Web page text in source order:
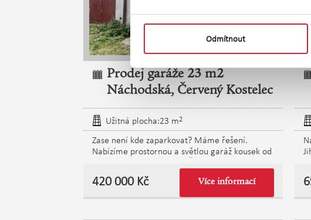
Odmítnout
Prodej garáže 23 m2
Náchodská, Červený Kostelec
Užitná plocha:23 m2
Zase není kde zaparkovat? Máme řešení.
Nabízíme prostornou a světlou garáž kousek od
Zvlášť pohodlné je umístění - jedná se o druhou
garáž v poslední řadě, pod stromy. Je zde
rozvedena elektroinstalace, samotná elektřina
Více informací
420 000 Kč